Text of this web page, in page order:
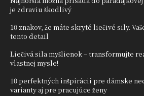
je zdraviu škodlivý
10 znakov, že máte skryté liečivé sily.
tento detail
Liečivá sila myšlienok – transformujte
vlastnej mysle!
10 perfektných inšpirácií pre dámske
varianty aj pre pracujúce ženy